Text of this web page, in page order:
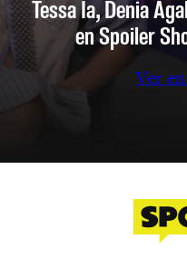
Tessa Ia, Denia
en Spoiler
Ver